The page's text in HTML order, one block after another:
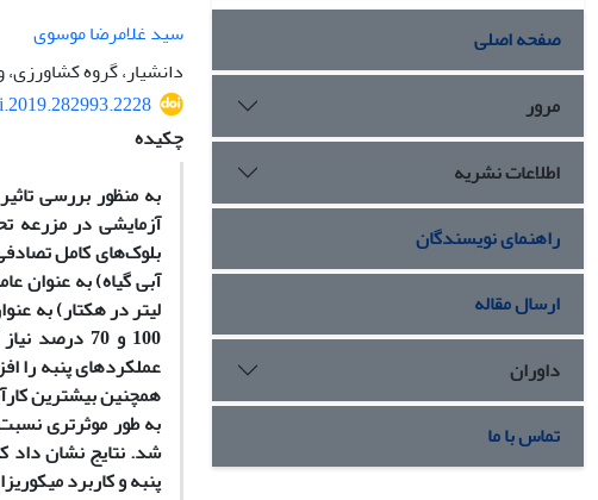
سید غلامرضا موسوی
دانشیار، گروه کشاورزی،
چکیده
به منظور بررسی
آزمایشی در مزرعه
لیتر در هکتار) به
100 و 70
به طور موثرتری
پنبه و کاربرد
صفحه اصلی
مرور
اطلاعات نشریه
راهنمای نویسندگان
ارسال مقاله
داوران
تماس با ما